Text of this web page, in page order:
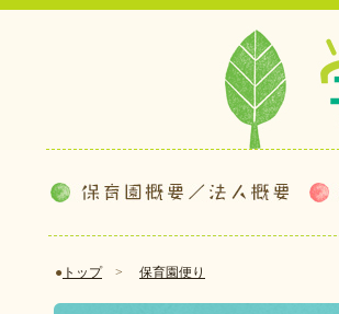
● トップ> 保育園便り